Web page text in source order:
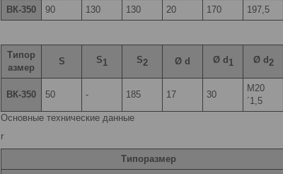
ВК-350 90 130 130 20 170 197,5
Типор
азмер
S S1 S2 Ø d Ø d1 Ø d2
ВК-350 50 - 185 17 30
М20
´1,5
Основные технические данные
r
Типоразмер